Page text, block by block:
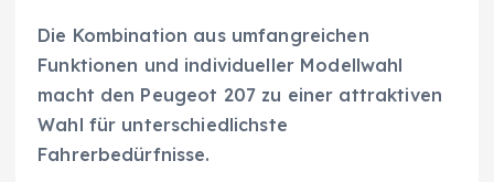
Die Kombination aus umfangreichen
Funktionen und individueller Modellwahl
macht den Peugeot 207 zu einer attraktiven
Wahl für unterschiedlichste
Fahrerbedürfnisse.